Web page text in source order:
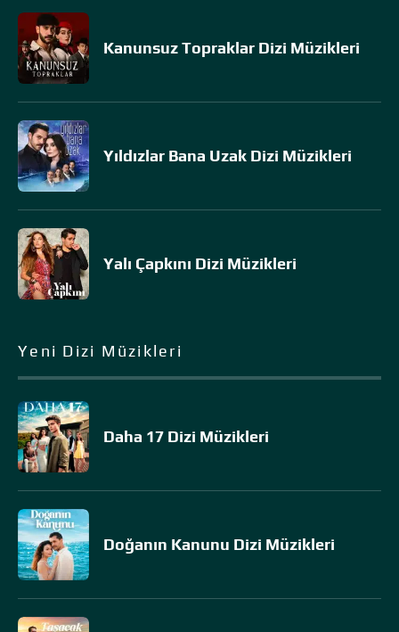
Kanunsuz Topraklar Dizi Müzikleri
Yıldızlar Bana Uzak Dizi Müzikleri
Yalı Çapkını Dizi Müzikleri
Yeni Dizi Müzikleri
Daha 17 Dizi Müzikleri
Doğanın Kanunu Dizi Müzikleri